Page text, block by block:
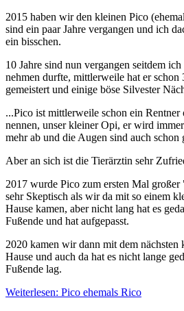
2015 haben wir den kleinen Pico
sind ein paar Jahre vergangen und ich
ein bisschen.
10 Jahre sind nun vergangen seitdem
nehmen durfte, mittlerweile hat er
gemeistert und einige böse Silvester
...Pico ist mittlerweile schon ein
nennen, unser kleiner Opi, er wird
mehr ab und die Augen sind auch
Aber an sich ist die Tierärztin sehr
2017 wurde Pico zum ersten Mal
sehr Skeptisch als wir da mit so einem
Hause kamen, aber nicht lang hat es
Fußende und hat aufgepasst.
2020 kamen wir dann mit dem
Hause und auch da hat es nicht lange
Fußende lag.
Weiterlesen: Pico ehemals Rico